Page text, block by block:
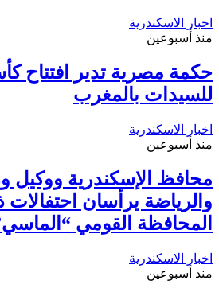
اخبار الاسكندرية
منذ أسبوعين
حكمة مصرية تدير افتتاح
للسيدات بالمغرب
اخبار الاسكندرية
منذ أسبوعين
محافظ الإسكندرية ووكيل
والرياضة يرأسان
المحافظة القومي
اخبار الاسكندرية
منذ أسبوعين